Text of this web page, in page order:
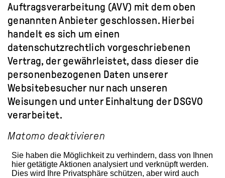
Auftragsverarbeitung (AVV) mit dem oben
genannten Anbieter geschlossen. Hierbei
handelt es sich um einen
datenschutzrechtlich vorgeschriebenen
Vertrag, der gewährleistet, dass dieser die
personenbezogenen Daten unserer
Websitebesucher nur nach unseren
Weisungen und unter Einhaltung der DSGVO
verarbeitet.
Matomo deaktivieren